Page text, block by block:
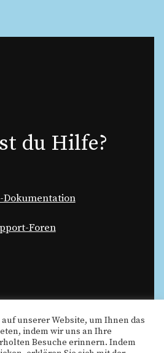
du Hilfe?
Dokumentation
Foren
unserer Website, um Ihnen das
indem wir uns an Ihre
Besuche erinnern. Indem